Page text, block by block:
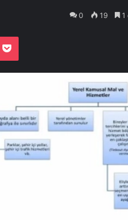
0 19 1
Pocket